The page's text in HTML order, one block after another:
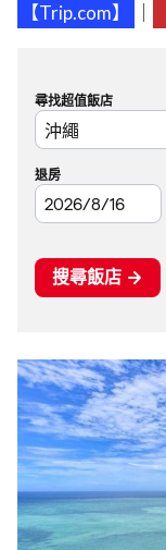
【Trip.com】